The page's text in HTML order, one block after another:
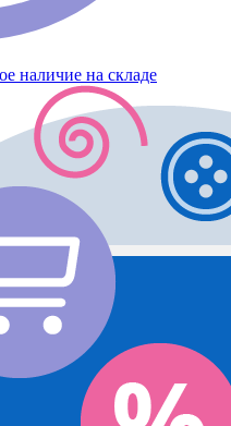
наличие на складе